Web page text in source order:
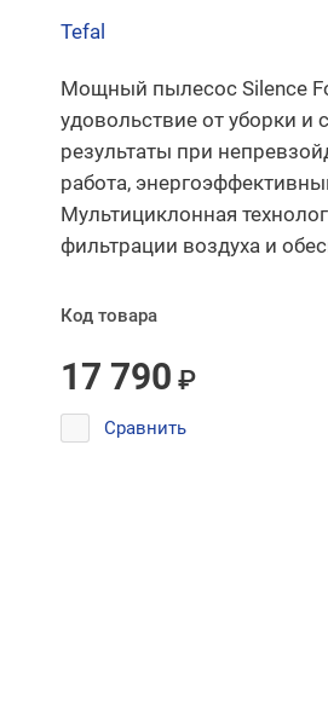
Tefal
Мощный пылесос Silence
удовольствие от уборки и
результаты при
работа,
Мультициклонная
фильтрации воздуха и
Код товара
17 790 ₽
Сравнить